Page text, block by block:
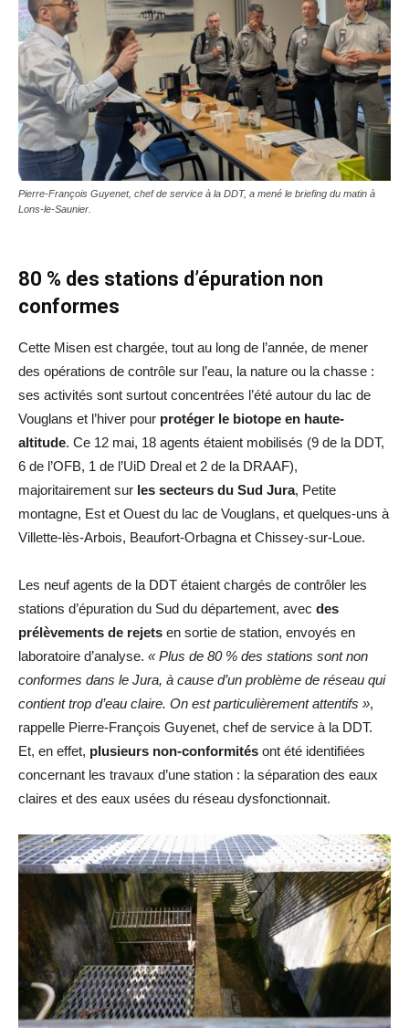
Pierre-François Guyenet, chef de service à la DDT, a mené le briefing du matin à
Lons-le-Saunier.
80 % des stations d’épuration non
conformes
Cette Misen est chargée, tout au long de l’année, de mener
des opérations de contrôle sur l’eau, la nature ou la chasse :
ses activités sont surtout concentrées l’été autour du lac de
Vouglans et l’hiver pour protéger le biotope en haute-
altitude. Ce 12 mai, 18 agents étaient mobilisés (9 de la DDT,
6 de l’OFB, 1 de l’UiD Dreal et 2 de la DRAAF),
majoritairement sur les secteurs du Sud Jura, Petite
montagne, Est et Ouest du lac de Vouglans, et quelques-uns à
Villette-lès-Arbois, Beaufort-Orbagna et Chissey-sur-Loue.
Les neuf agents de la DDT étaient chargés de contrôler les
stations d’épuration du Sud du département, avec des
prélèvements de rejets en sortie de station, envoyés en
laboratoire d’analyse. « Plus de 80 % des stations sont non
conformes dans le Jura, à cause d’un problème de réseau qui
contient trop d’eau claire. On est particulièrement attentifs »,
rappelle Pierre-François Guyenet, chef de service à la DDT.
Et, en effet, plusieurs non-conformités ont été identifiées
concernant les travaux d’une station : la séparation des eaux
claires et des eaux usées du réseau dysfonctionnait.